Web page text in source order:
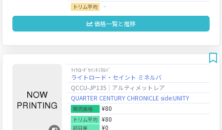
トリム平均 ‐
価格一覧と推移
ﾗｲﾄﾛｰﾄﾞｾｲﾝﾄﾐﾈﾙﾊﾞ
ライトロード・セイント ミネルバ
QCCU-JP135
アルティメットレア
QUARTER CENTURY CHRONICLE side:UNITY
販売価格 ¥80
トリム平均 ¥80
前日差 ¥0